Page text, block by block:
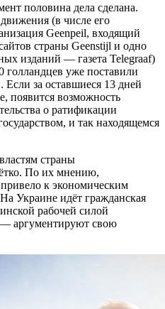
половина дела сделана.
(в числе его
Geenpeil, входящий
страны Geenstijl и одно
изданий — газета Telegraaf)
голландцев уже поставили
за оставшиеся 13 дней
появится возможность
о ратификации
и так находящемся
страны
По их мнению,
к экономическим
Украине идёт гражданская
рабочей силой
аргументируют свою